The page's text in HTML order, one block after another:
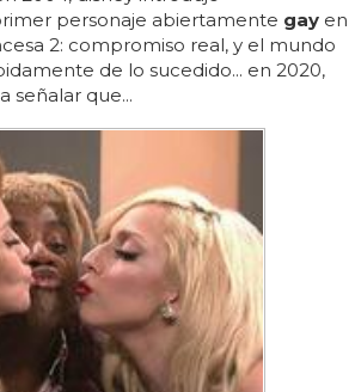
personaje abiertamente gay en
2: compromiso real, y el mundo
de lo sucedido... en 2020,
señalar que...